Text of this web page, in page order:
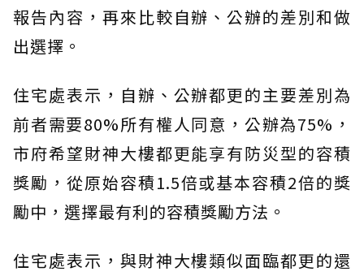
報告內容，再來比較自辦、公辦的差別和做
出選擇。
住宅處表示，自辦、公辦都更的主要差別為
前者需要80%所有權人同意，公辦為75%，
市府希望財神大樓都更能享有防災型的容積
獎勵，從原始容積1.5倍或基本容積2倍的獎
勵中，選擇最有利的容積獎勵方法。
住宅處表示，與財神大樓類似面臨都更的還